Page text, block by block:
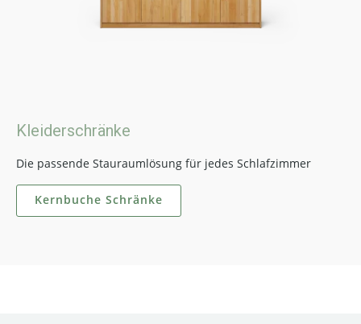
Kleiderschränke
Die passende Stauraumlösung für jedes Schlafzimmer
Kernbuche Schränke